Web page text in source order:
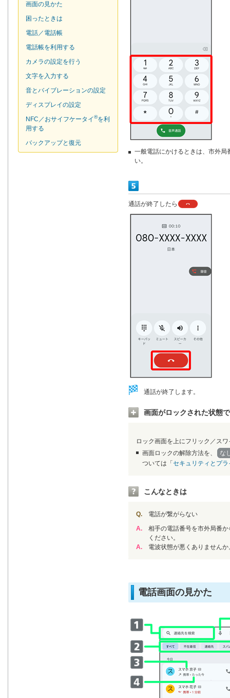
画面の見かた
困ったときは
電話／電話帳
電話帳を利用する
カメラの設定を行う
文字を入力する
音とバイブレーションの設定
ディスプレイの設定
NFC／おサイフケータイ®を利
用する
バックアップと復元
一般電話にかけるときは、市外局
い。
通話が終了したら
通話が終了します。
画面がロックされた状態
ロック画面を上にフリック／スワ
画面ロックの解除方法を、
な
ついては「 セキュリティとプ
こんなときは
Q.
電話が繋がらない
A.
相手の電話番号を市外局番
ください。
A.
電波状態が悪くありません
電話画面の見かた